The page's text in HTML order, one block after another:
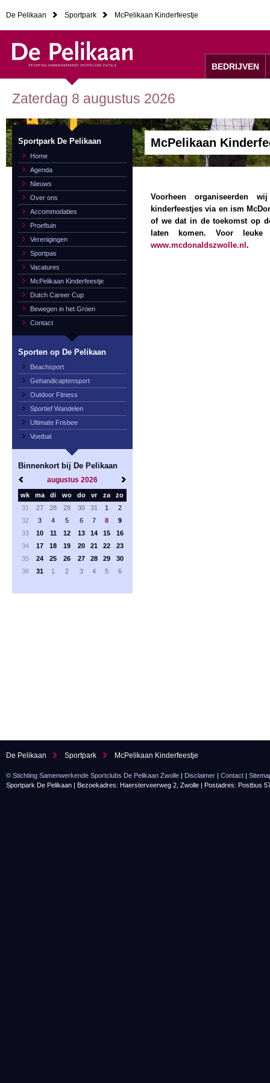
De Pelikaan Sportpark McPelikaan Kinderfeestje
BEDRIJVEN
Zaterdag 8 augustus 2026
Sportpark De Pelikaan
Home
Agenda
Nieuws
Over ons
Accommodaties
Proeftuin
Verenigingen
Sportpas
Vacatures
McPelikaan Kinderfeestje
Dutch Career Cup
Bewegen in het Groen
Contact
Sporten op De Pelikaan
Beachsport
Gehandicaptensport
Outdoor Fitness
Sportief Wandelen
Ultimate Frisbee
Voetbal
Binnenkort bij De Pelikaan
augustus 2026
wk ma di wo do vr za
zo
31
27 28 29 30 31 1
2
32
3 4 5 6 7 8
9
33
10 11 12 13 14 15
16
34
17 18 19 20 21 22
23
35
24 25 26 27 28 29
30
36
31 1 2 3 4 5 6
McPelikaan
Voorheen organiseerden
kinderfeestjes via en ism
of we dat in de toekomst op
laten komen. Voor leuke
www.mcdonaldszwolle.nl .
De Pelikaan Sportpark McPelikaan Kinderfeestje
© Stichting Samenwerkende Sportclubs De Pelikaan Zwolle | Disclaimer | Contact |
Sportpark De Pelikaan | Bezoekadres: Haersterveerweg 2, Zwolle | Postadres: Postbus